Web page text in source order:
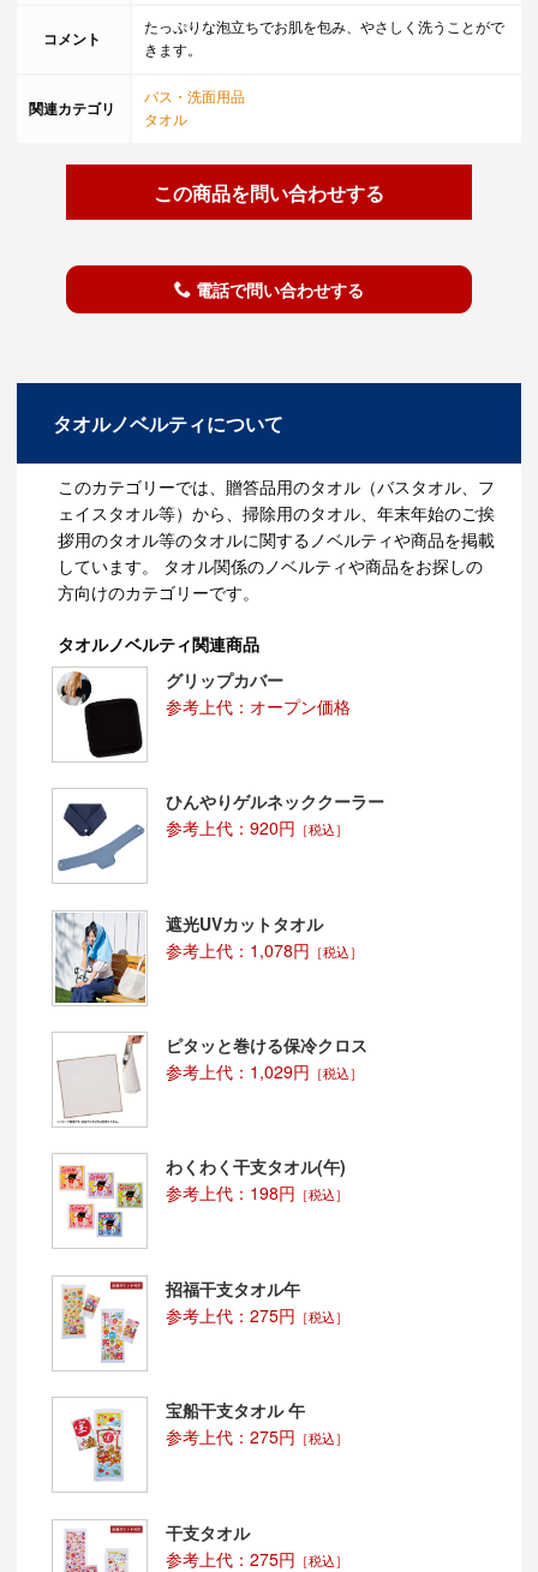
コメント
たっぷりな泡立ちでお肌を包み、やさしく洗うことがで
きます。
関連カテゴリ
バス・洗面用品
タオル
この商品を問い合わせする
電話で問い合わせする
タオルノベルティについて
このカテゴリーでは、贈答品用のタオル（バスタオル、フ
ェイスタオル等）から、掃除用のタオル、年末年始のご挨
拶用のタオル等のタオルに関するノベルティや商品を掲載
しています。 タオル関係のノベルティや商品をお探しの
方向けのカテゴリーです。
タオルノベルティ関連商品
グリップカバー
参考上代：オープン価格
ひんやりゲルネッククーラー
参考上代：920円 ［税込］
遮光UVカットタオル
参考上代：1,078円 ［税込］
ピタッと巻ける保冷クロス
参考上代：1,029円 ［税込］
わくわく干支タオル(午)
参考上代：198円 ［税込］
招福干支タオル午
参考上代：275円 ［税込］
宝船干支タオル 午
参考上代：275円 ［税込］
干支タオル
参考上代：275円 ［税込］